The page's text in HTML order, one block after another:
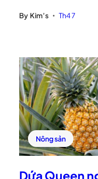
By Kim’s • Th4 7
Nông sản
Dứa Queen